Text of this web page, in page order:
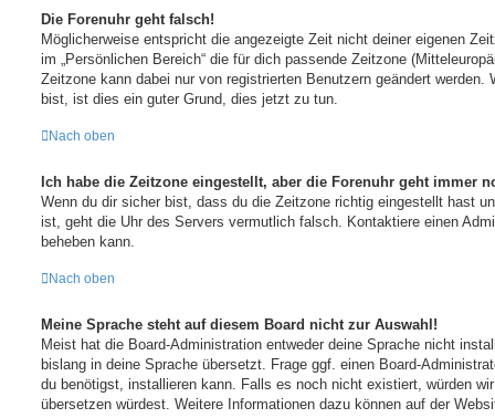
Die Forenuhr geht falsch!
Möglicherweise entspricht die angezeigte Zeit nicht deiner eigenen
im „Persönlichen Bereich“ die für dich passende Zeitzone
Zeitzone kann dabei nur von registrierten Benutzern geändert werden.
bist, ist dies ein guter Grund, dies jetzt zu tun.
Nach oben
Ich habe die Zeitzone eingestellt, aber die Forenuhr geht immer
Wenn du dir sicher bist, dass du die Zeitzone richtig eingestellt hast
ist, geht die Uhr des Servers vermutlich falsch. Kontaktiere einen
beheben kann.
Nach oben
Meine Sprache steht auf diesem Board nicht zur Auswahl!
Meist hat die Board-Administration entweder deine Sprache nicht
bislang in deine Sprache übersetzt. Frage ggf. einen Board-
du benötigst, installieren kann. Falls es noch nicht existiert, würden
übersetzen würdest. Weitere Informationen dazu können auf der